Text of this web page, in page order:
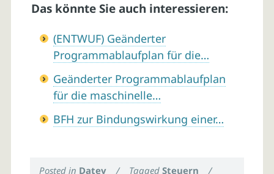
Das könnte Sie auch interessieren:
(ENTWUF) Geänderter
Programmablaufplan für die…
Geänderter Programmablaufplan
für die maschinelle…
BFH zur Bindungswirkung einer…
Posted in Datev / TaggedSteuern /